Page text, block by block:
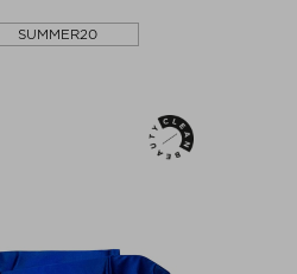
SUMMER20